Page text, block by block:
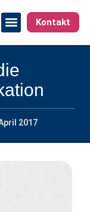
Kontakt
2017